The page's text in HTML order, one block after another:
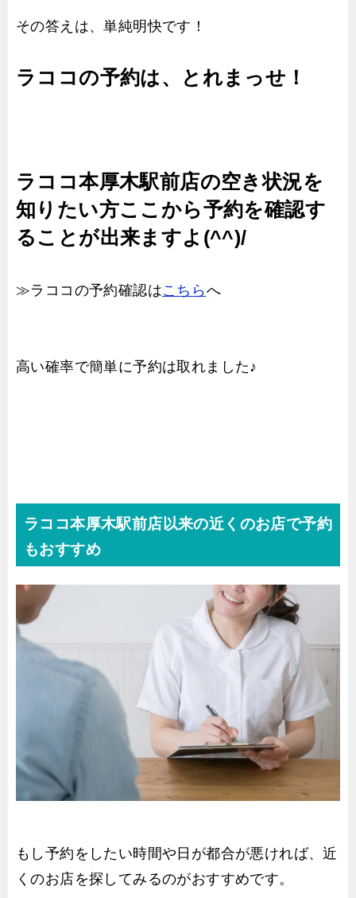
その答えは、単純明快です！
ラココの予約は、とれまっせ！
ラココ本厚木駅前店の空き状況を
知りたい方ここから予約を確認す
ることが出来ますよ(^^)/
≫ラココの予約確認はこちらへ
高い確率で簡単に予約は取れました♪
ラココ本厚木駅前店以来の近くのお店で予約
もおすすめ
もし予約をしたい時間や日が都合が悪ければ、近
くのお店を探してみるのがおすすめです。